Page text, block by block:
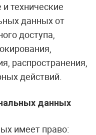
технические
данных от
доступа,
распространения,
действий.
данных
имеет право: